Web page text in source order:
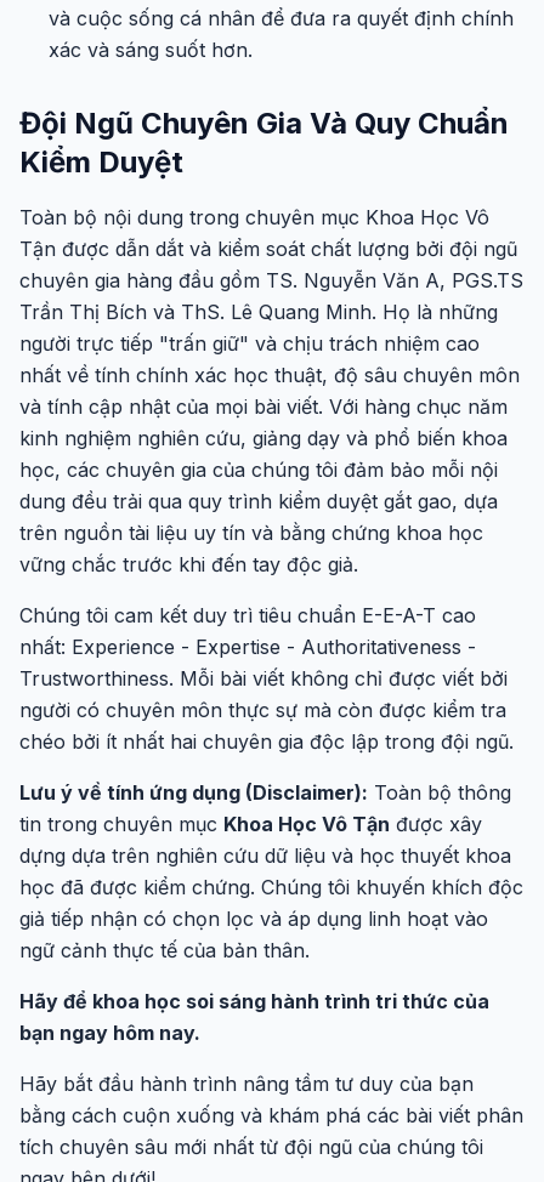
và cuộc sống cá nhân để đưa ra quyết định chính
xác và sáng suốt hơn.
Đội Ngũ Chuyên Gia Và Quy Chuẩn
Kiểm Duyệt
Toàn bộ nội dung trong chuyên mục Khoa Học Vô
Tận được dẫn dắt và kiểm soát chất lượng bởi đội ngũ
chuyên gia hàng đầu gồm TS. Nguyễn Văn A, PGS.TS
Trần Thị Bích và ThS. Lê Quang Minh. Họ là những
người trực tiếp "trấn giữ" và chịu trách nhiệm cao
nhất về tính chính xác học thuật, độ sâu chuyên môn
và tính cập nhật của mọi bài viết. Với hàng chục năm
kinh nghiệm nghiên cứu, giảng dạy và phổ biến khoa
học, các chuyên gia của chúng tôi đảm bảo mỗi nội
dung đều trải qua quy trình kiểm duyệt gắt gao, dựa
trên nguồn tài liệu uy tín và bằng chứng khoa học
vững chắc trước khi đến tay độc giả.
Chúng tôi cam kết duy trì tiêu chuẩn E-E-A-T cao
nhất: Experience - Expertise - Authoritativeness -
Trustworthiness. Mỗi bài viết không chỉ được viết bởi
người có chuyên môn thực sự mà còn được kiểm tra
chéo bởi ít nhất hai chuyên gia độc lập trong đội ngũ.
Lưu ý về tính ứng dụng (Disclaimer): Toàn bộ thông
tin trong chuyên mục Khoa Học Vô Tận được xây
dựng dựa trên nghiên cứu dữ liệu và học thuyết khoa
học đã được kiểm chứng. Chúng tôi khuyến khích độc
giả tiếp nhận có chọn lọc và áp dụng linh hoạt vào
ngữ cảnh thực tế của bản thân.
Hãy để khoa học soi sáng hành trình tri thức của
bạn ngay hôm nay.
Hãy bắt đầu hành trình nâng tầm tư duy của bạn
bằng cách cuộn xuống và khám phá các bài viết phân
tích chuyên sâu mới nhất từ đội ngũ của chúng tôi